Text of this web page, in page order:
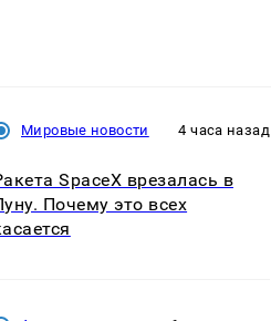
Мировые новости 4 часа назад
SpaceX врезалась в
Почему это всех